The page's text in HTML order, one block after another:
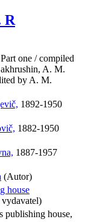
R
one / compiled
A. M.
by A. M.
1892-1950
1882-1950
1887-1957
(Autor)
house
publishing house,